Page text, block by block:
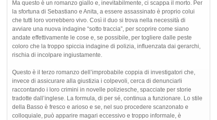
Ma questo è un romanzo giallo e, inevitabilmente, ci scappa il morto. Per
la sfortuna di Sebastiano e Anita, a essere assassinato è proprio colui
che tutti loro vorrebbero vivo. Così il duo si trova nella necessità di
avviare una nuova indagine “sotto traccia”, per scoprire come siano
andate effettivamente le cose e, se possibile, per togliere dalle peste
coloro che la troppo spiccia indagine di polizia, influenzata dai gerarchi,
rischia di incolpare ingiustamente.
Questo è il terzo romanzo dell’improbabile coppia di investigatori che,
invece di assicurare alla giustizia i colpevoli, cerca di denunciarli
raccontando i loro crimini in novelle poliziesche, spacciate per storie
tradotte dall’inglese. La formula, di per sé, continua a funzionare. Lo stile
della Basso è fresco e arioso e se, nel suo procedere scanzonato e
colloquiale, può apparire magari eccessivo e troppo informale, è